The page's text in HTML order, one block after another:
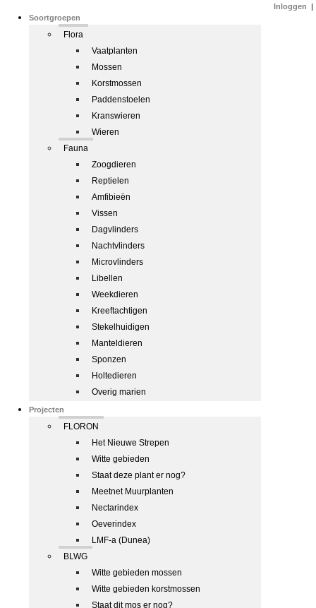
Soortgroepen
Flora
Vaatplanten
Mossen
Korstmossen
Paddenstoelen
Kranswieren
Wieren
Fauna
Zoogdieren
Reptielen
Amfibieën
Vissen
Dagvlinders
Nachtvlinders
Microvlinders
Libellen
Weekdieren
Kreeftachtigen
Stekelhuidigen
Manteldieren
Sponzen
Holtedieren
Overig marien
Projecten
FLORON
Het Nieuwe Strepen
Witte gebieden
Staat deze plant er nog?
Meetnet Muurplanten
Nectarindex
Oeverindex
LMF-a (Dunea)
BLWG
Witte gebieden mossen
Witte gebieden korstmossen
Staat dit mos er nog?
Inloggen |